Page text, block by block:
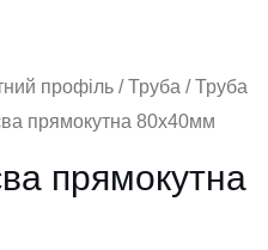
профіль/Труба /Труба
прямокутна 80х40мм
прямокутна